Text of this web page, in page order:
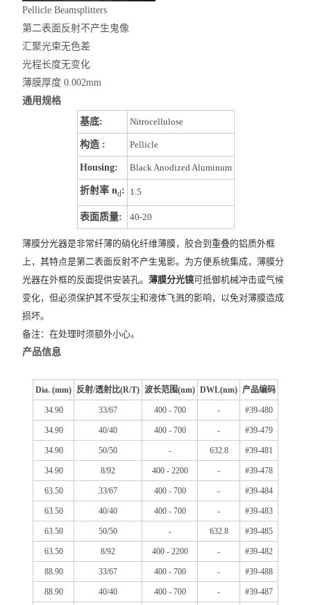
Pellicle Beamsplitters
第二表面反射不产生鬼像
汇聚光束无色差
光程长度无变化
薄膜厚度 0.002mm
通用规格
基底:
Nitrocellulose
构造 : Pellicle
Housing: Black Anodized Aluminum
折射率 nd: 1.5
表面质量: 40-20
薄膜分光器是非常纤薄的硝化纤维薄膜，胶合到重叠的铝质外框
上，其特点是第二表面反射不产生鬼影。为方便系统集成，薄膜分
光器在外框的反面提供安装孔。薄膜分光镜可抵御机械冲击或气候
变化，但必须保护其不受灰尘和液体飞溅的影响，以免对薄膜造成
损坏。
备注：在处理时须额外小心。
产品信息
Dia. (mm) 反射/透射比(R/T) 波长范围(nm) DWL(nm) 产品编码
34.90 33/67 400 - 700 - #39-480
34.90 40/40 400 - 700 - #39-479
34.90 50/50 - 632.8 #39-481
34.90 8/92 400 - 2200 - #39-478
63.50 33/67 400 - 700 - #39-484
63.50 40/40 400 - 700 - #39-483
63.50 50/50 - 632.8 #39-485
63.50 8/92 400 - 2200 - #39-482
88.90 33/67 400 - 700 - #39-488
88.90 40/40 400 - 700 - #39-487